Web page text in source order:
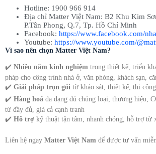
Hotline: 1900 966 914
Địa chỉ Matter Việt Nam: B2 Khu Kim
P.Tân Phong, Q.7, Tp. Hồ Chí Minh
Facebook: https://www.facebook.com/
Youtube: https://www.youtube.com/
Vì sao nên chọn Matter Việt Nam?
✔️ Nhiều năm kinh nghiệm trong thiết kế, triển
pháp cho công trình nhà ở, văn phòng, khách sạn,
✔️ Giải pháp trọn gói từ khảo sát, thiết kế, thi
✔️ Hàng hoá đa dạng đủ chủng loại, thương hiệu,
từ đầy đủ, giá cả cạnh tranh
✔️ Hỗ trợ kỹ thuật tận tâm, nhanh chóng, hỗ trợ từ
Liên hệ ngay Matter Việt Nam để được tư vấn